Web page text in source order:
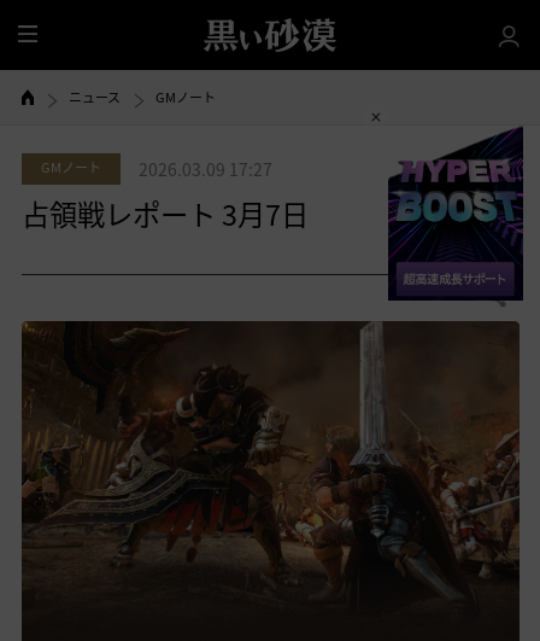
全
体
ニュース GMノート
GMノート 2026.03.09 17:27
占領戦レポート 3月7日
共有する